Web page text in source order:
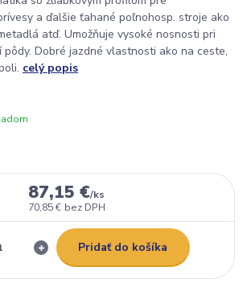
a ďalšie ťahané poľnohosp. stroje ako
atď. Umožňuje vysoké nosnosti pri
Dobré jazdné vlastnosti ako na ceste,
celý popis
87,15 €/ks
70,85 € bez DPH
Pridať do košíka